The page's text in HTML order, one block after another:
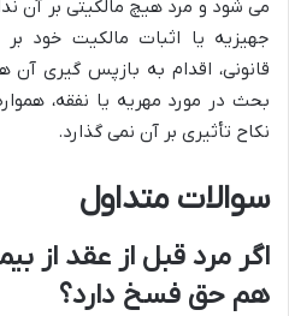
می شود و مرد هیچ مالکیتی بر آن
جهیزیه یا اثبات مالکیت خود بر
قانونی، اقدام به بازپس گیری آن
بحث در مورد مهریه یا نفقه،
نکاح تأثیری بر آن نمی گذارد.
سوالات متداول
اگر مرد قبل از عقد از
هم حق فسخ دارد؟